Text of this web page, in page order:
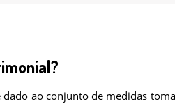
ao conjunto de medidas